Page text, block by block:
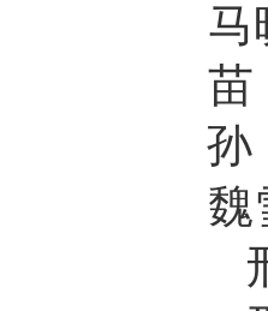
马
苗
孙
魏